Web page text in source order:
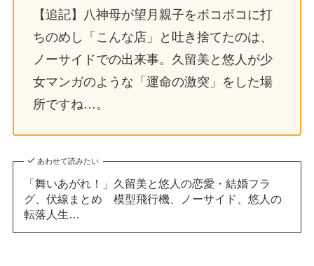
【追記】八神母が望月親子をボコボコに打
ちのめし「こんな店」と吐き捨てたのは、
ノーサイドでの出来事。久留美と悠人が少
女マンガのような「運命の激突」をした場
所ですね…。
あわせて読みたい
「舞いあがれ！」久留美と悠人の恋愛・結婚フラ
グ、伏線まとめ 模型飛行機、ノーサイド、悠人の
転落人生…